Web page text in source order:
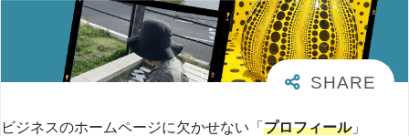
ビジネスのホームページに欠かせない「 プロフィール」